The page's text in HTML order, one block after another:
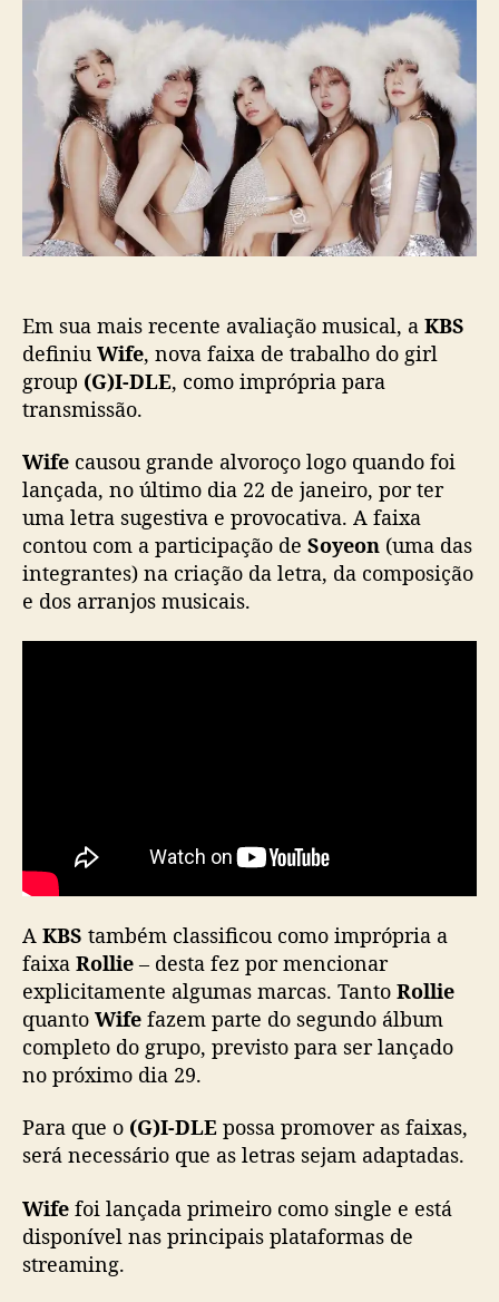
d
p
l
i
c
a
ç
ã
G
)
-
D
L
K
B
S
f
i
e
i
f
e
”
c
o
r
a
t
n
i
s
ã
o
Em sua mais recente avaliação musical, a KBS
definiu Wife, nova faixa de trabalho do girl
group (G)I-DLE, como imprópria para
transmissão.
Wife causou grande alvoroço logo quando foi
lançada, no último dia 22 de janeiro, por ter
uma letra sugestiva e provocativa. A faixa
contou com a participação de Soyeon (uma das
integrantes) na criação da letra, da composição
e dos arranjos musicais.
A KBS também classificou como imprópria a
faixa Rollie – desta fez por mencionar
explicitamente algumas marcas. Tanto Rollie
quanto Wife fazem parte do segundo álbum
completo do grupo, previsto para ser lançado
no próximo dia 29.
Para que o (G)I-DLE possa promover as faixas,
será necessário que as letras sejam adaptadas.
Wife foi lançada primeiro como single e está
disponível nas principais plataformas de
streaming.